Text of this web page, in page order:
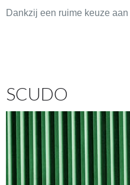
Dankzij een ruime keuze
SCUDO